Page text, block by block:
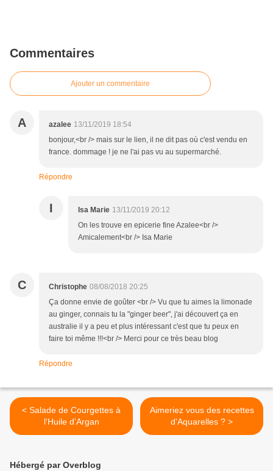
Commentaires
Ajouter un commentaire
A azalee 13/11/2019 18:54
bonjour,<br /> mais sur le lien, il ne dit pas où c'est vendu en
france. dommage ! je ne l'ai pas vu au supermarché.
Répondre
I Isa Marie 13/11/2019 20:12
On les trouve en epicerie fine Azalee<br />
Amicalement<br /> Isa Marie
C Christophe 08/08/2018 20:25
Ça donne envie de goûter <br /> Vu que tu aimes la limonade
au ginger, connais tu la "ginger beer", j'ai découvert ça en
australie il y a peu et plus intéressant c'est que tu peux en
faire toi même !!!<br /> Merci pour ce très beau blog
Répondre
< Salade de Courgettes à
l'Huile d'Argan
Aimeriez vous des recettes
d'Aquarelles ? >
Hébergé par Overblog